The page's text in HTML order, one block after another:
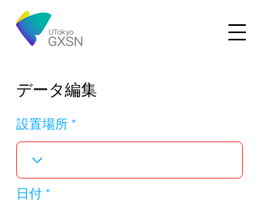
データ編集
設置場所
日付 *r